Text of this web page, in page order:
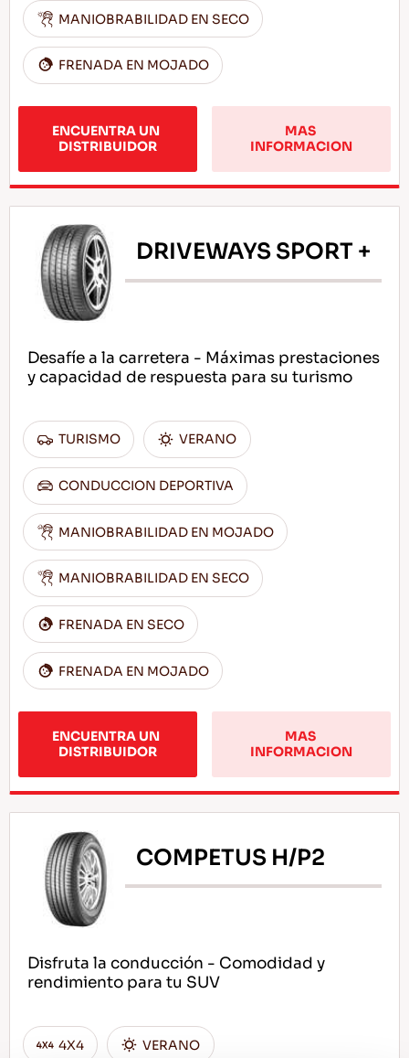
MANIOBRABILIDAD EN SECO
FRENADA EN MOJADO
ENCUENTRA UN
DISTRIBUIDOR
MAS
INFORMACION
DRIVEWAYS SPORT +
Desafíe a la carretera - Máximas prestaciones
y capacidad de respuesta para su turismo
TURISMO VERANO
CONDUCCION DEPORTIVA
MANIOBRABILIDAD EN MOJADO
MANIOBRABILIDAD EN SECO
FRENADA EN SECO
FRENADA EN MOJADO
ENCUENTRA UN
DISTRIBUIDOR
MAS
INFORMACION
COMPETUS H/P2
Disfruta la conducción - Comodidad y
rendimiento para tu SUV
4X4 VERANO